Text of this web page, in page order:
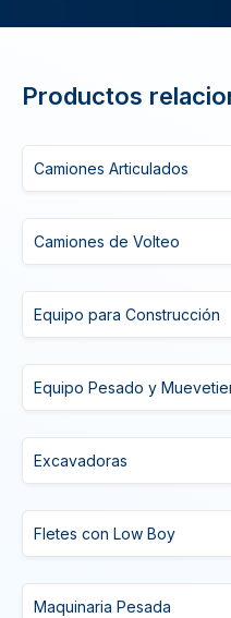
Productos
Camiones Articulados
Camiones de Volteo
Equipo para Construcción
Equipo Pesado y
Excavadoras
Fletes con Low Boy
Maquinaria Pesada